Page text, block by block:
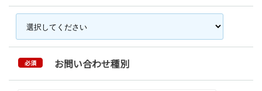
必須 お問い合わせ種別